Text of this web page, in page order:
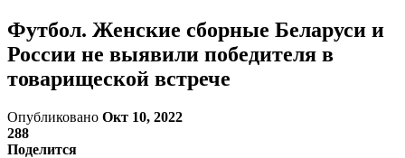
Футбол. Женские сборные Беларуси и
России не выявили победителя в
товарищеской встрече
Опубликовано Окт 10, 2022
288
Поделится